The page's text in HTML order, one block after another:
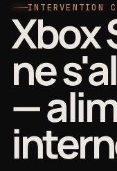
INTERVENTION
Xbox
ne
—